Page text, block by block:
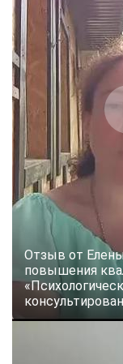
Отзыв от
повышения